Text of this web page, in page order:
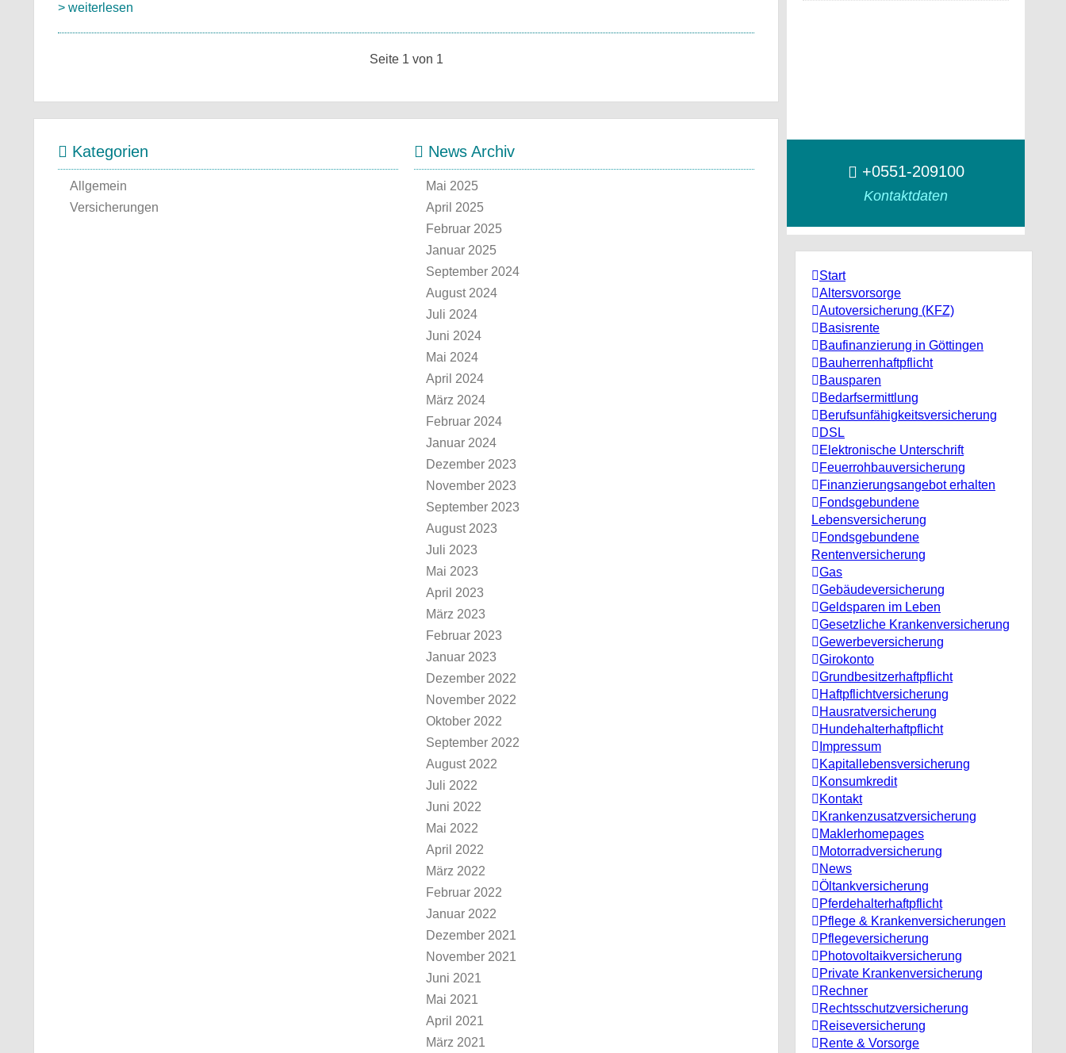
+0551-209100
Kontaktdaten
Start
Altersvorsorge
Autoversicherung (KFZ)
Basisrente
Baufinanzierung in Göttingen
Bauherrenhaftpflicht
Bausparen
Bedarfsermittlung
Berufs­unfähigkeitsversicherung
DSL
Elektronische Unterschrift
Feuerrohbauversicherung
Finanzierungsangebot erhalten
Fondsgebundene
Lebensversicherung
Fondsgebundene
Rentenversicherung
Gas
Gebäudeversicherung
Geldsparen im Leben
Gesetzliche Krankenversicherung
Gewerbeversicherung
Girokonto
Grundbesitzerhaftpflicht
Haftpflichtversicherung
Hausratversicherung
Hundehalterhaftpflicht
Impressum
Kapitallebensversicherung
Konsumkredit
Kontakt
Krankenzusatzversicherung
Maklerhomepages
Motorradversicherung
News
Öltankversicherung
Pferdehalterhaftpflicht
Pflege & Krankenversicherungen
Pflegeversicherung
Photovoltaikversicherung
Private Krankenversicherung
Rechner
Rechtsschutzversicherung
Reiseversicherung
Rente & Vorsorge
> weiterlesen
Seite 1 von 1
Kategorien
Allgemein
Versicherungen
News Archiv
Mai 2025
April 2025
Februar 2025
Januar 2025
September 2024
August 2024
Juli 2024
Juni 2024
Mai 2024
April 2024
März 2024
Februar 2024
Januar 2024
Dezember 2023
November 2023
September 2023
August 2023
Juli 2023
Mai 2023
April 2023
März 2023
Februar 2023
Januar 2023
Dezember 2022
November 2022
Oktober 2022
September 2022
August 2022
Juli 2022
Juni 2022
Mai 2022
April 2022
März 2022
Februar 2022
Januar 2022
Dezember 2021
November 2021
Juni 2021
Mai 2021
April 2021
März 2021